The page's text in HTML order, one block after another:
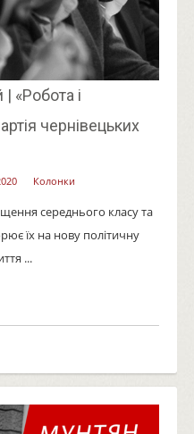
«Робота і
чернівецьких
Колонки
середнього класу та
їх на нову політичну
...